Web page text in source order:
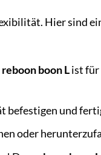
Hier sind
reboon boon List für
befestigen und
oder